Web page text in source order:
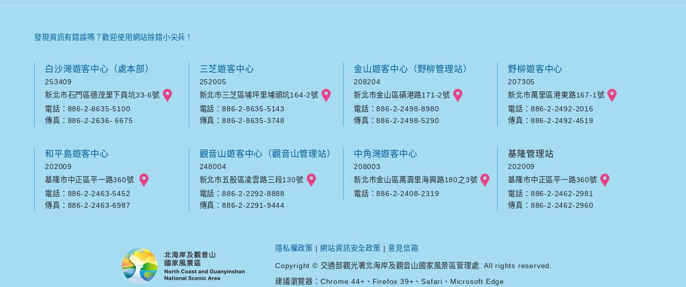
發現資訊有錯誤嗎？歡迎使用網站除錯小尖兵！
白沙灣遊客中心（處本部）
253409
新北市石門區德茂里下員坑33-6號
電話：886-2-8635-5100
傳真：886-2-2636- 6675
三芝遊客中心
252005
新北市三芝區埔坪里埔頭坑164-2號
電話：886-2-8635-5143
傳真：886-2-8635-3748
金山遊客中心（野柳管理站）
208204
新北市金山區磺港路171-2號
電話：886-2-2498-8980
傳真：886-2-2498-5290
野柳遊客中心
207305
新北市萬里區港東路167-1號
電話：886-2-2492-2016
傳真：886-2-2492-4519
和平島遊客中心
202009
基隆市中正區平一路360號
電話：886-2-2463-5452
傳真：886-2-2463-6987
觀音山遊客中心（觀音山管理站）
248004
新北市五股區凌雲路三段130號
電話：886-2-2292-8888
傳真：886-2-2291-9444
中角灣遊客中心
208003
新北市金山區萬壽里海興路180之3號
電話：886-2-2408-2319
基隆管理站
202009
基隆市中正區平一路360號
電話：886-2-2462-2981
傳真：886-2-2462-2960
隱私權政策 |網站資訊安全政策 | 意見信箱
Copyright © 交通部觀光署北海岸及觀音山國家風景區管理處. All rights reserved.
建議瀏覽器：Chrome 44+、Firefox 39+、Safari、Microsoft Edge